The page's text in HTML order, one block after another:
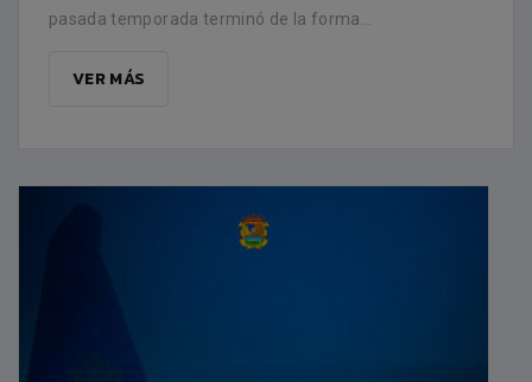
pasada temporada terminó de la forma...
VER MÁS